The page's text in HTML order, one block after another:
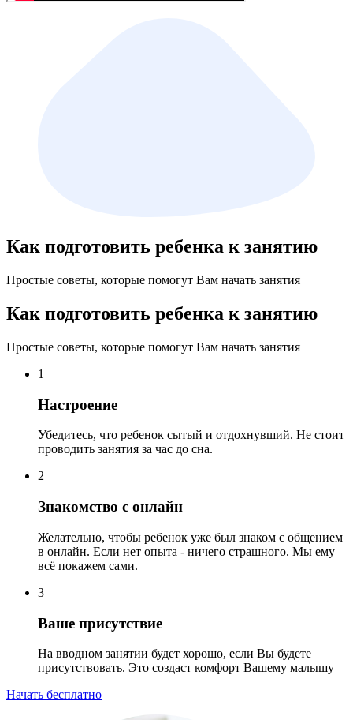
Как подготовить ребенка к занятию
Простые советы, которые помогут Вам начать занятия
Как подготовить ребенка к занятию
Простые советы, которые помогут Вам начать занятия
1
Настроение
Убедитесь, что ребенок сытый и отдохнувший. Не стоит
проводить занятия за час до сна.
2
Знакомство с онлайн
Желательно, чтобы ребенок уже был знаком с общением
в онлайн. Если нет опыта - ничего страшного. Мы ему
всё покажем сами.
3
Ваше присутствие
На вводном занятии будет хорошо, если Вы будете
присутствовать. Это создаст комфорт Вашему малышу
Начать бесплатно